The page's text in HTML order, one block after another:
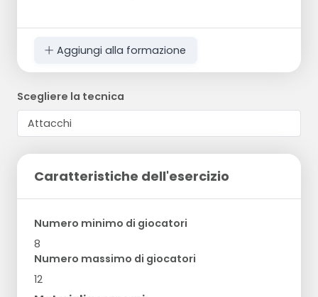
Aggiungi alla formazione
Scegliere la tecnica
Caratteristiche dell'esercizio
Numero minimo di giocatori
8
Numero massimo di giocatori
12